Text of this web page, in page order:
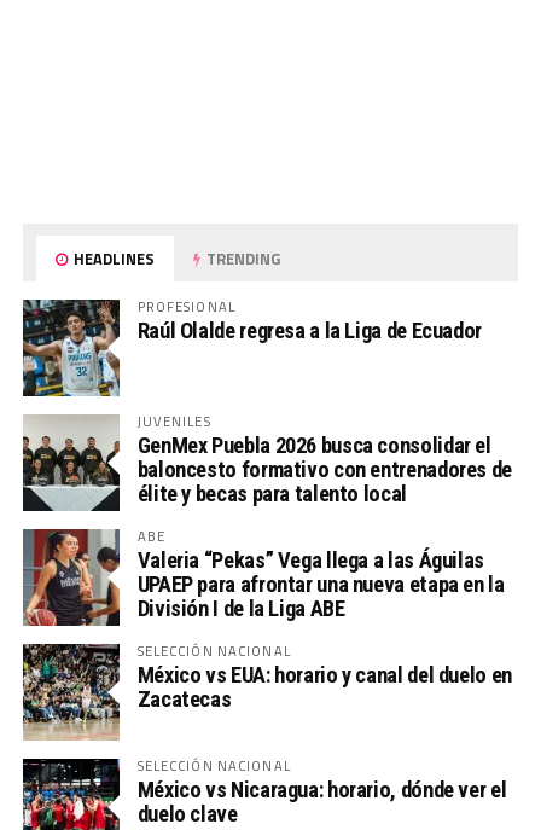
HEADLINES TRENDING
PROFESIONAL
Raúl Olalde regresa a la Liga de Ecuador
JUVENILES
GenMex Puebla 2026 busca consolidar el
baloncesto formativo con entrenadores de
élite y becas para talento local
ABE
Valeria “Pekas” Vega llega a las Águilas
UPAEP para afrontar una nueva etapa en la
División I de la Liga ABE
SELECCIÓN NACIONAL
México vs EUA: horario y canal del duelo en
Zacatecas
SELECCIÓN NACIONAL
México vs Nicaragua: horario, dónde ver el
duelo clave